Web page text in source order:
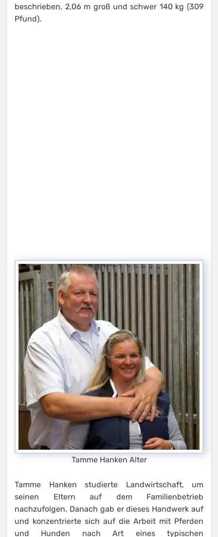
beschrieben, 2,06 m groß und schwer 140 kg (309
Pfund).
Tamme Hanken Alter
Tamme Hanken studierte Landwirtschaft, um
seinen Eltern auf dem Familienbetrieb
nachzufolgen. Danach gab er dieses Handwerk auf
und konzentrierte sich auf die Arbeit mit Pferden
und Hunden nach Art eines typischen